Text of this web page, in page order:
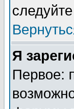
Я
Первое: